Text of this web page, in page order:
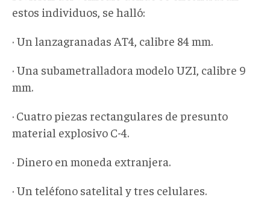
estos individuos, se halló:
· Un lanzagranadas AT4, calibre 84 mm.
· Una subametralladora modelo UZI, calibre 9
mm.
· Cuatro piezas rectangulares de presunto
material explosivo C-4.
· Dinero en moneda extranjera.
· Un teléfono satelital y tres celulares.